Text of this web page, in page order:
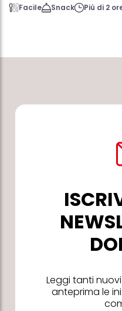
Facile Snack Più di 2
Leggi tanti
anteprima le